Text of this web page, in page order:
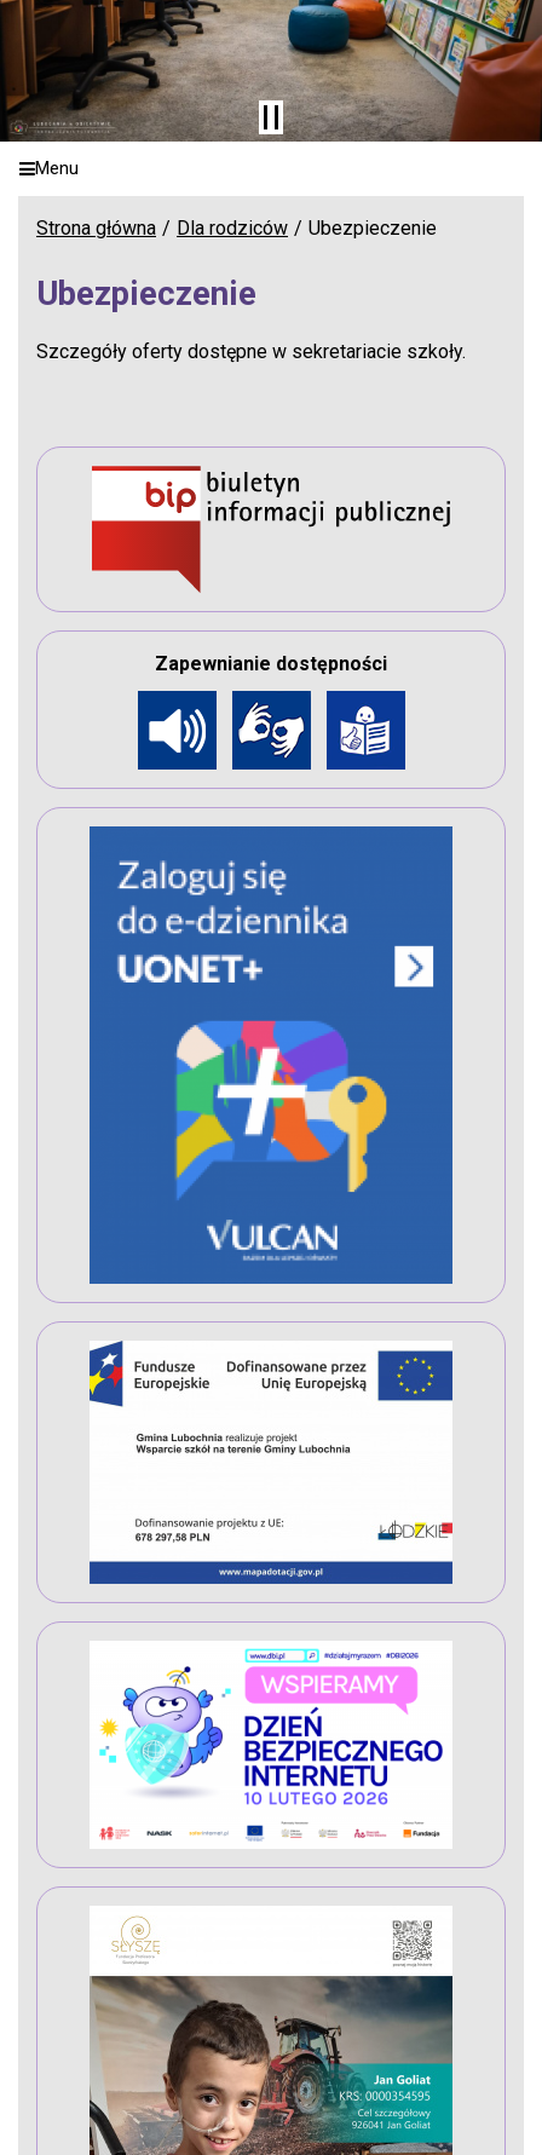
Menu
Strona główna Dla rodziców Ubezpieczenie
Ubezpieczenie
Szczegóły oferty dostępne w sekretariacie szkoły.
Zapewnianie dostępności